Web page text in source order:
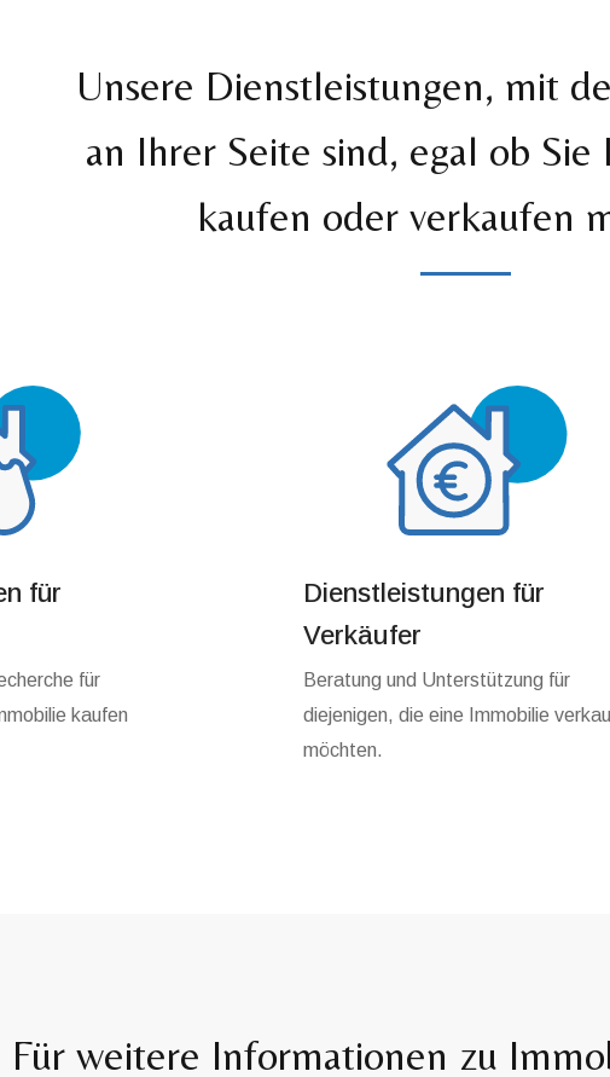
Unsere Dienstleistungen, mit
an Ihrer Seite sind, egal ob
kaufen oder verkaufen
für
für
kaufen
Dienstleistungen für
Verkäufer
Beratung und Unterstützung für
diejenigen, die eine Immobilie
möchten.
Für weitere Informationen zu